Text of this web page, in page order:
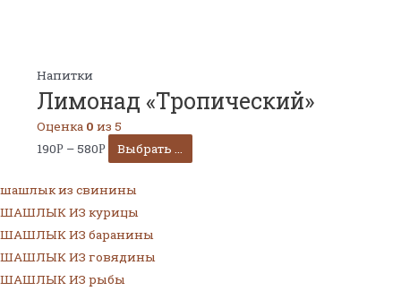
Напитки
Лимонад «Тропический»
Оценка 0 из 5
190Р – 580Р Выбрать ...
шашлык из свинины
ШАШЛЫК ИЗ курицы
ШАШЛЫК ИЗ баранины
ШАШЛЫК ИЗ говядины
ШАШЛЫК ИЗ рыбы